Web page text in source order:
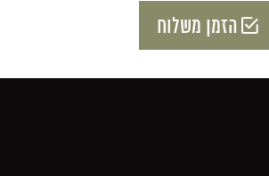
הזמן משלוח